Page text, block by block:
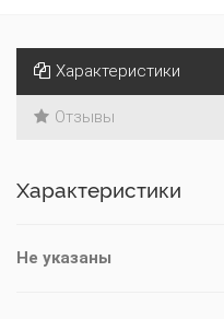
Характеристики
Отзывы
Характеристики
Не указаны